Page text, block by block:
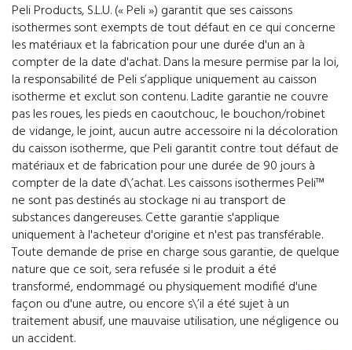
Peli Products, S.L.U. (« Peli ») garantit que ses caissons
isothermes sont exempts de tout défaut en ce qui concerne
les matériaux et la fabrication pour une durée d'un an à
compter de la date d'achat. Dans la mesure permise par la loi,
la responsabilité de Peli s’applique uniquement au caisson
isotherme et exclut son contenu. Ladite garantie ne couvre
pas les roues, les pieds en caoutchouc, le bouchon/robinet
de vidange, le joint, aucun autre accessoire ni la décoloration
du caisson isotherme, que Peli garantit contre tout défaut de
matériaux et de fabrication pour une durée de 90 jours à
compter de la date d\’achat. Les caissons isothermes Peli™
ne sont pas destinés au stockage ni au transport de
substances dangereuses. Cette garantie s'applique
uniquement à l'acheteur d'origine et n'est pas transférable.
Toute demande de prise en charge sous garantie, de quelque
nature que ce soit, sera refusée si le produit a été
transformé, endommagé ou physiquement modifié d'une
façon ou d'une autre, ou encore s\’il a été sujet à un
traitement abusif, une mauvaise utilisation, une négligence ou
un accident.